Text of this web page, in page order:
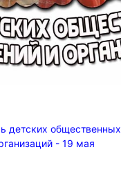
детских общественных
- 19 мая